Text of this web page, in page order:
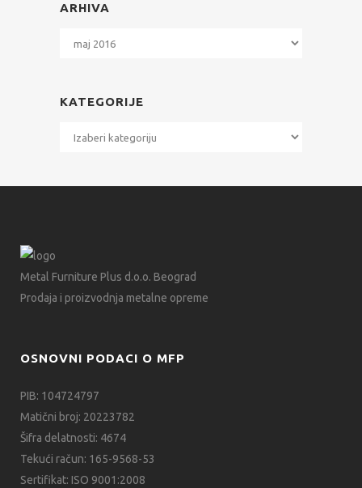
ARHIVA
Arhiva
KATEGORIJE
Kategorije
Metal Furniture Plus d.o.o. Beograd
Prodaja i proizvodnja metalne opreme
OSNOVNI PODACI O MFP
PIB: 104724797
Matični broj: 20223782
Šifra delatnosti: 4674
Tekući račun: 165-9568-53
Sertifikat: ISO 9001:2008